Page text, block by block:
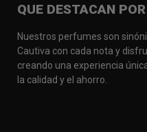
QUE DESTACAN
Nuestros perfumes son
Cautiva con cada nota y
creando una experiencia
la calidad y el ahorro.